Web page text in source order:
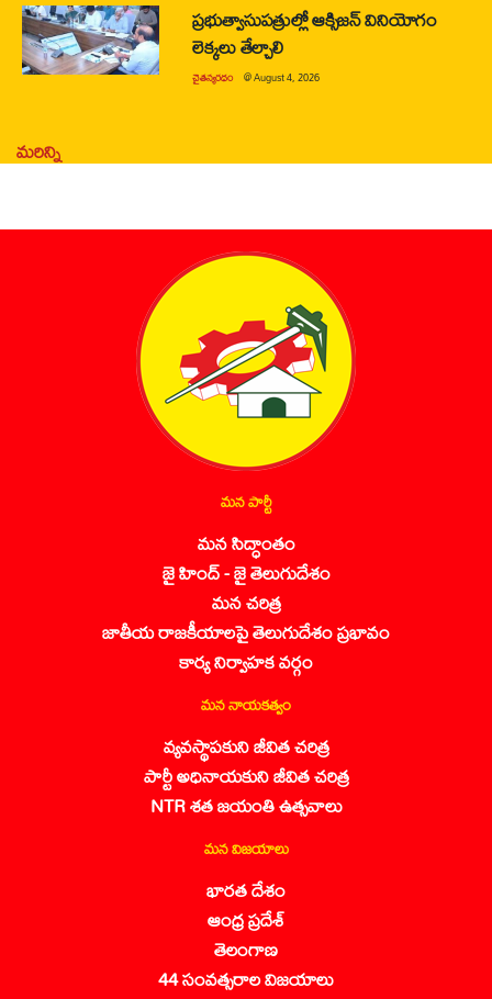
ప్రభుత్వాసుపత్రుల్లో ఆక్సిజన్ వినియోగం
లెక్కలు తేల్చాలి
చైతన్యరధం @August 4, 2026
మరిన్ని
మన పార్టీ
మన సిద్ధాంతం
జై హింద్ - జై తెలుగుదేశం
మన చరిత్ర
జాతీయ రాజకీయాలపై తెలుగుదేశం ప్రభావం
కార్య నిర్వాహక వర్గం
మన నాయకత్వం
వ్యవస్థాపకుని జీవిత చరిత్ర
పార్టీ అధినాయకుని జీవిత చరిత్ర
NTR శత జయంతి ఉత్సవాలు
మన విజయాలు
భారత దేశం
ఆంధ్ర ప్రదేశ్
తెలంగాణ
44 సంవత్సరాల విజయాలు